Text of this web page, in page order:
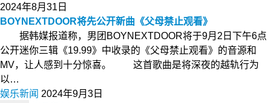
2024年8月31日
BOYNEXTDOOR将先公开新曲《父母禁止观看》
据韩媒报道称，男团BOYNEXTDOOR将于9月2日下午6点
公开迷你三辑《19.99》中收录的《父母禁止观看》的音源和
MV，让人感到十分惊喜。 这首歌曲是将深夜的越轨行为
以…
娱乐新闻 2024年9月3日